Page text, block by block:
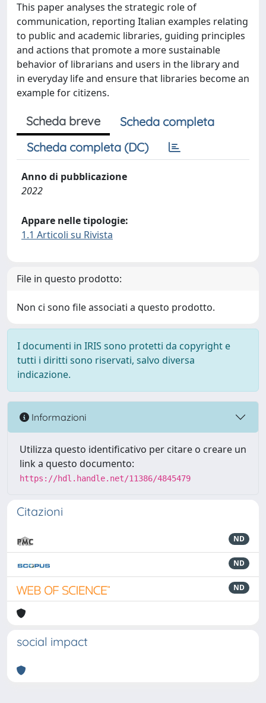
This paper analyses the strategic role of
communication, reporting Italian examples relating
to public and academic libraries, guiding principles
and actions that promote a more sustainable
behavior of librarians and users in the library and
in everyday life and ensure that libraries become an
example for citizens.
Scheda breve
Scheda completa
Scheda completa (DC)
Anno di pubblicazione
2022
Appare nelle tipologie:
1.1 Articoli su Rivista
File in questo prodotto:
Non ci sono file associati a questo prodotto.
I documenti in IRIS sono protetti da copyright e
tutti i diritti sono riservati, salvo diversa
indicazione.
Informazioni
Utilizza questo identificativo per citare o creare un
link a questo documento:
https://hdl.handle.net/11386/4845479
Citazioni
ND
ND
ND
social impact